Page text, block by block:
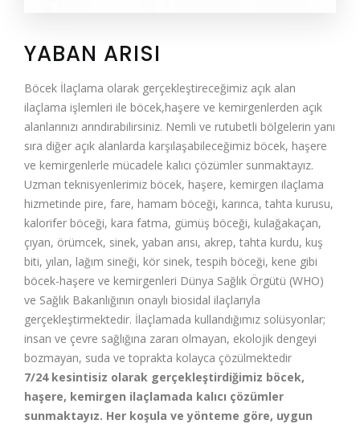
YABAN ARISI
Böcek İlaçlama olarak gerçekleştireceğimiz açık alan
ilaçlama işlemleri ile böcek,haşere ve kemirgenlerden açık
alanlarınızı arındırabilirsiniz. Nemli ve rutubetli bölgelerin yanı
sıra diğer açık alanlarda karşılaşabileceğimiz böcek, haşere
ve kemirgenlerle mücadele kalıcı çözümler sunmaktayız.
Uzman teknisyenlerimiz böcek, haşere, kemirgen ilaçlama
hizmetinde pire, fare, hamam böceği, karınca, tahta kurusu,
kalorifer böceği, kara fatma, gümüş böceği, kulağakaçan,
çıyan, örümcek, sinek, yaban arısı, akrep, tahta kurdu, kuş
biti, yılan, lağım sineği, kör sinek, tespih böceği, kene gibi
böcek-haşere ve kemirgenleri Dünya Sağlık Örgütü (WHO)
ve Sağlık Bakanlığının onaylı biosidal ilaçlarıyla
gerçekleştirmektedir. İlaçlamada kullandığımız solüsyonlar;
insan ve çevre sağlığına zararı olmayan, ekolojik dengeyi
bozmayan, suda ve toprakta kolayca çözülmektedir
7/24 kesintisiz olarak gerçekleştirdiğimiz böcek,
haşere, kemirgen ilaçlamada kalıcı çözümler
sunmaktayız. Her koşula ve yönteme göre, uygun